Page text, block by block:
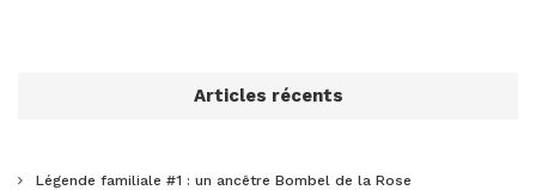
Articles récents
Légende familiale #1 : un ancêtre Bombel de la Rose